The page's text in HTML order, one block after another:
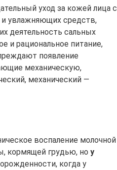
уход за кожей лица с
увлажняющих средств,
деятельность сальных
и рациональное питание,
появление
механическую,
механический —
воспаление молочной
кормящей грудью, но у
когда у